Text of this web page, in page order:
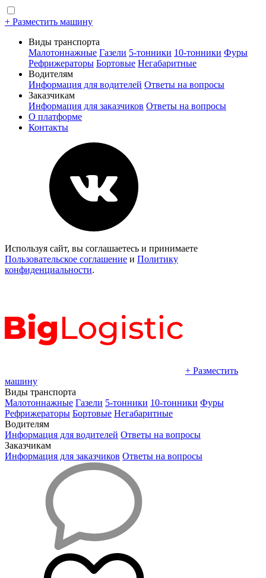
+ Разместить машину
Виды транспорта
Малотоннажные Газели 5-тонники 10-тонники Фуры
Рефрижераторы Бортовые Негабаритные
Водителям
Информация для водителей Ответы на вопросы
Заказчикам
Информация для заказчиков Ответы на вопросы
О платформе
Контакты
Используя сайт, вы соглашаетесь и принимаете
Пользовательское соглашение и Политику
конфиденциальности.
+ Разместить
машину
Виды транспорта
Малотоннажные Газели 5-тонники 10-тонники Фуры
Рефрижераторы Бортовые Негабаритные
Водителям
Информация для водителей Ответы на вопросы
Заказчикам
Информация для заказчиков Ответы на вопросы